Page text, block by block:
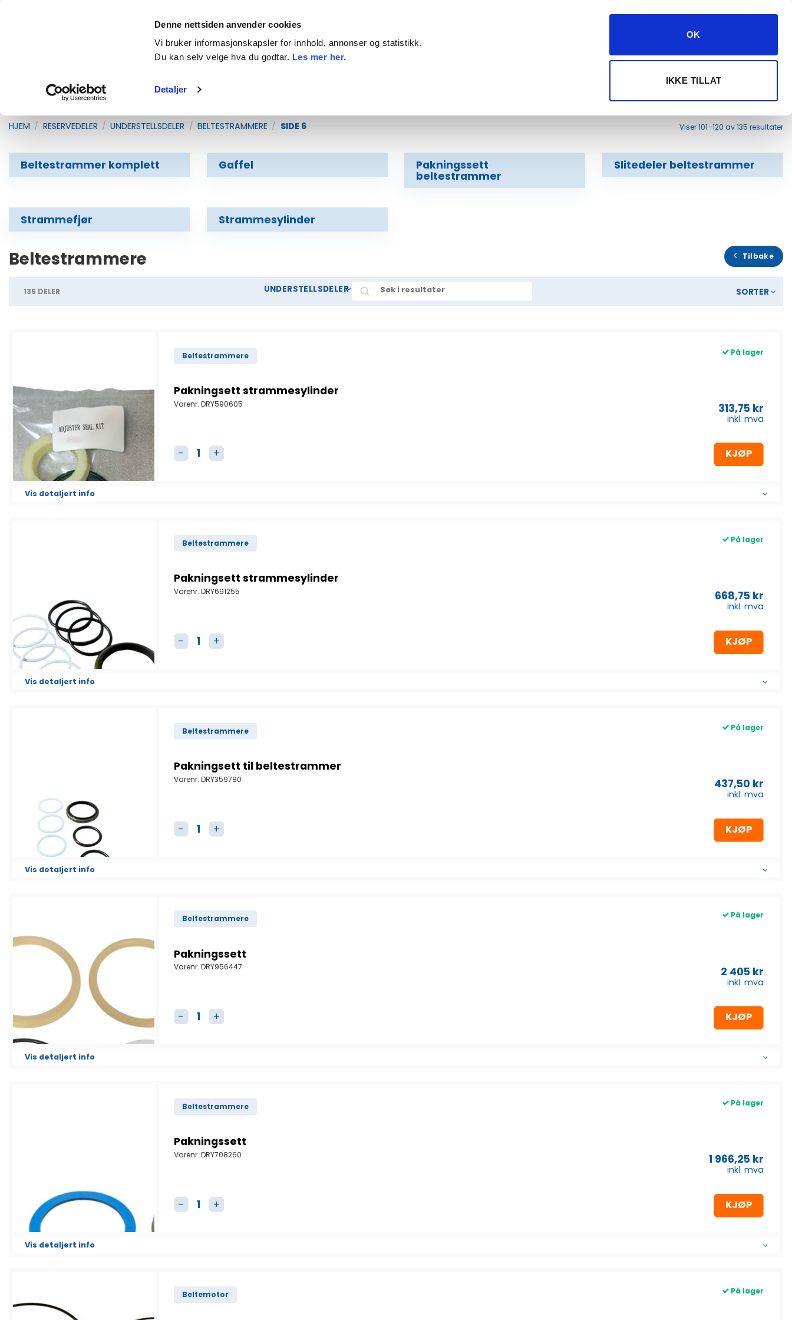
Denne nettsiden anvender cookies
Vi bruker informasjonskapsler for innhold, annonser og statistikk.
Du kan selv velge hva du godtar. Les mer her.
Detaljer
OK
IKKE TILLAT
Products
search
RESERVEDELER UTSTYR OG REDSKAP
HJEM / RESERVEDELER / UNDERSTELLSDELER / BELTESTRAMMERE / SIDE 6 Viser 101–120 av 135 resultater
Beltestrammer komplett Gaffel Pakningssett
beltestrammer
Slitedeler beltestrammer
Strammefjør Strammesylinder
Beltestrammere Tilbake
135 DELER UNDERSTELLSDELER Search SORTER
Beltestrammere På lager
Pakningsett strammesylinder
Varenr.DRY590605 313,75 kr
inkl. mva
Pakningsett strammesylinder antall KJØP
Vis detaljert info
Beltestrammere På lager
Pakningsett strammesylinder
Varenr.DRY691255 668,75 kr
inkl. mva
Pakningsett strammesylinder antall KJØP
Vis detaljert info
Beltestrammere På lager
Pakningsett til beltestrammer
Varenr.DRY359780 437,50 kr
inkl. mva
Pakningsett til beltestrammer antall KJØP
Vis detaljert info
Beltestrammere På lager
Pakningssett
Varenr.DRY956447 2 405 kr
inkl. mva
Pakningssett antall KJØP
Vis detaljert info
Beltestrammere På lager
Pakningssett
Varenr.DRY708260 1 966,25 kr
inkl. mva
Pakningssett antall KJØP
Vis detaljert info
Beltemotor På lager